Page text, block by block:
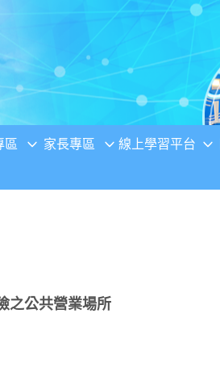
區 家長專區 線上學習平台
之公共營業場所